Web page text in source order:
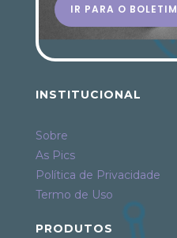
IR PARA O BOLETIM
INSTITUCIONAL
Sobre
As Pics
Política de Privacidade
Termo de Uso
PRODUTOS